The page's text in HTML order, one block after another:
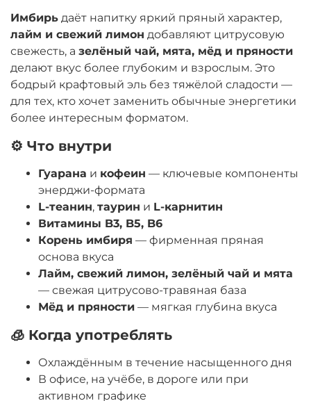
Имбирь даёт напитку яркий пряный характер,
лайм и свежий лимон добавляют цитрусовую
свежесть, а зелёный чай, мята, мёд и пряности
делают вкус более глубоким и взрослым. Это
бодрый крафтовый эль без тяжёлой сладости —
для тех, кто хочет заменить обычные энергетики
более интересным форматом.
⚙️ Что внутри
Гуарана и кофеин — ключевые компоненты
энерджи-формата
L-теанин, таурин и L-карнитин
Витамины B3, B5, B6
Корень имбиря — фирменная пряная
основа вкуса
Лайм, свежий лимон, зелёный чай и мята
— свежая цитрусово-травяная база
Мёд и пряности — мягкая глубина вкуса
🧊 Когда употреблять
Охлаждённым в течение насыщенного дня
В офисе, на учёбе, в дороге или при
активном графике